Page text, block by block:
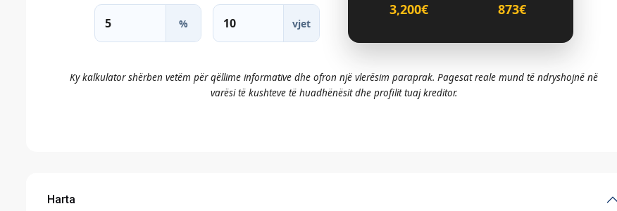
% vjet
3,200€ 873€
Ky kalkulator shërben vetëm për qëllime informative dhe ofron një vlerësim paraprak. Pagesat reale mund të ndryshojnë në
varësi të kushteve të huadhënësit dhe profilit tuaj kreditor.
Harta